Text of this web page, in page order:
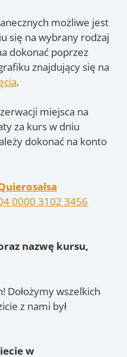
możliwe jest
się na wybrany rodzaj
dokonać poprzez
znajdujący się na
.
miejsca na
za kurs w dniu
dokonać na konto
0000 3102 3456
nazwę kursu,
Dołożymy wszelkich
z nami był
w